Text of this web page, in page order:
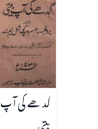
گدھے کی آپ